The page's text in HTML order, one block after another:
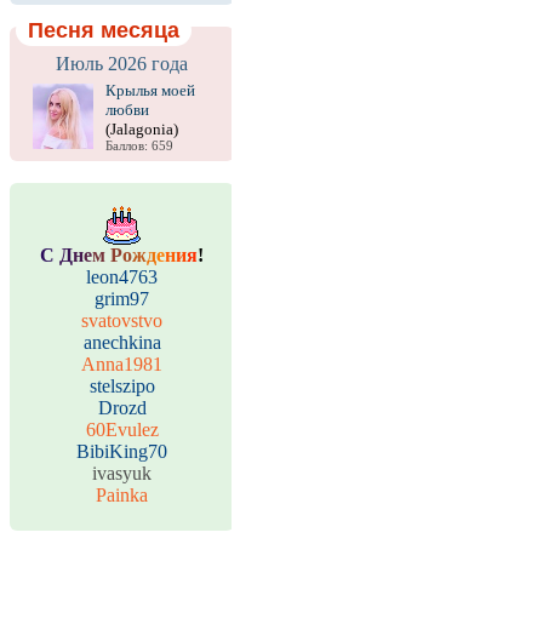
Песня месяца
Июль 2026 года
Крылья моей
любви
(Jalagonia)
Баллов: 659
С Днем Рождения!
leon4763
grim97
svatovstvo
anechkina
Anna1981
stelszipo
Drozd
60Evulez
BibiKing70
ivasyuk
Painka